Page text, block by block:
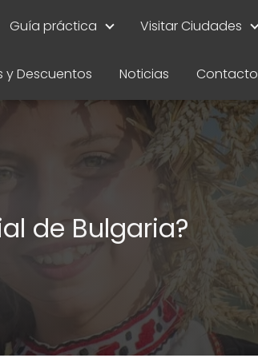
Guía práctica Visitar Ciudades
y Descuentos Noticias Contacto
de Bulgaria?